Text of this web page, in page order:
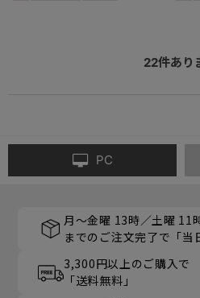
22件あり
PC
月～金曜 13時／土曜 11
までのご注文完了で「当
3,300円以上のご購入で
「送料無料」